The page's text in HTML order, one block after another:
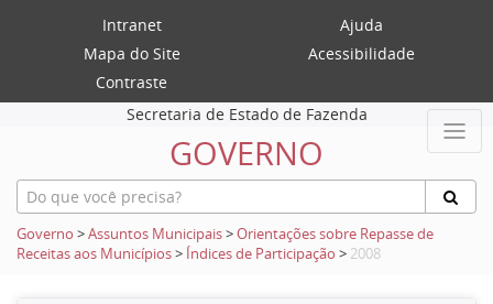
Intranet
Ajuda
Mapa do Site
Acessibilidade
Contraste
Secretaria de Estado de Fazenda
GOVERNO
Governo >Assuntos Municipais>Orientações sobre Repasse de
Receitas aos Municípios> Índices de Participação > 2008